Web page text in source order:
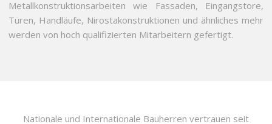
Metallkonstruktionsarbeiten wie Fassaden, Eingangstore,
Türen, Handläufe, Nirostakonstruktionen und ähnliches mehr
werden von hoch qualifizierten Mitarbeitern gefertigt.
Nationale und Internationale Bauherren vertrauen seit